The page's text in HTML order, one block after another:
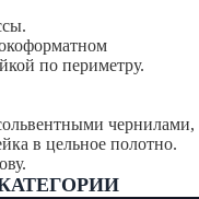
по периметру.
чернилами,
в цельное полотно.